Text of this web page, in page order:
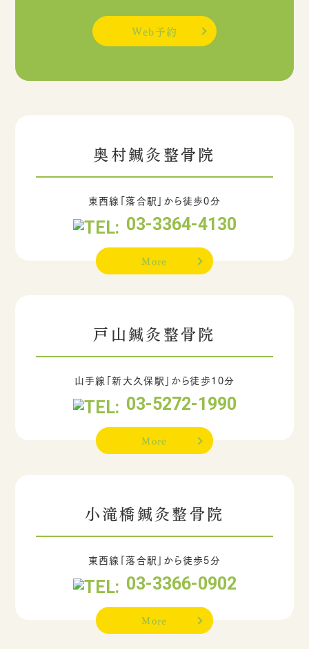
Web予約
奥村鍼灸整骨院
東西線「落合駅」から徒歩0分
03-3364-4130
More
戸山鍼灸整骨院
山手線「新大久保駅」から徒歩10分
03-5272-1990
More
小滝橋鍼灸整骨院
東西線「落合駅」から徒歩5分
03-3366-0902
More